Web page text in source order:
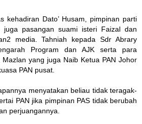
kehadiran Dato’ Husam, pimpinan parti
juga pasangan suami isteri Faizal dan
media. Tahniah kepada Sdr Abrary
Program dan AJK serta para
Mazlan yang juga Naib Ketua PAN Johor
PAN pusat.
menyatakan beliau tidak teragak-
PAN jika pimpinan PAS tidak berubah
perjuangannya.